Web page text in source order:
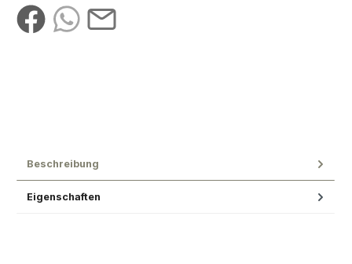
Beschreibung
Eigenschaften